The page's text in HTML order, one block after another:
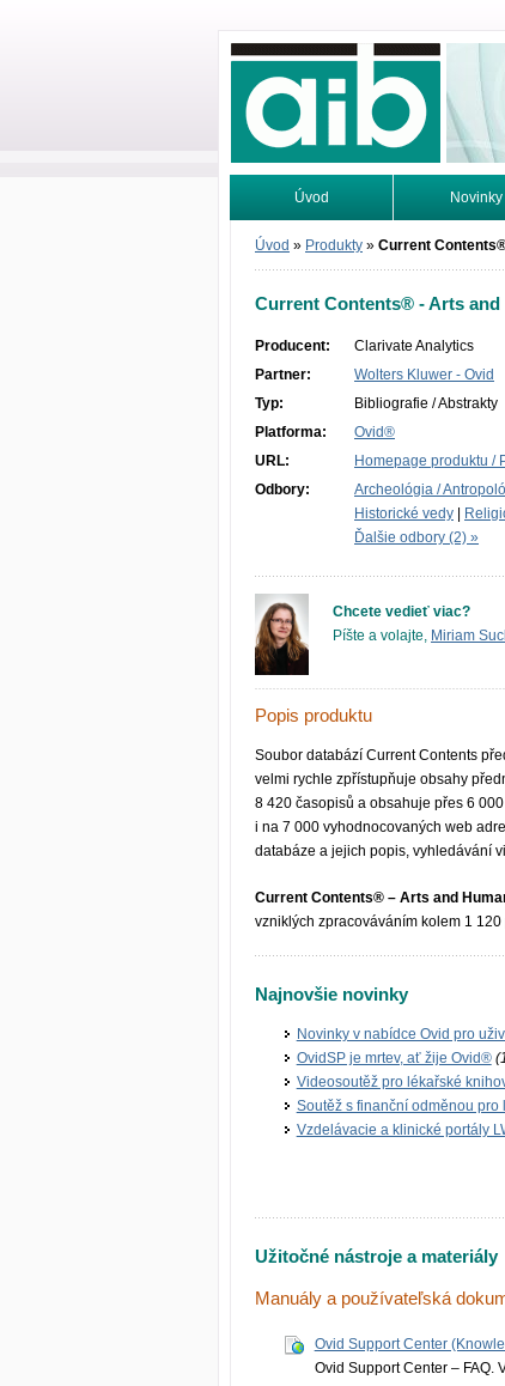
Úvod Novinky
Vyhľadávanie Tutoriály
Úvod » Produkty » Current
Current Contents® - Arts and
Producent:
Clarivate Analytics
Partner:
Wolters Kluwer - Ovid
Typ:
Bibliografie / Abstrakty
Platforma:
Ovid®
URL:
Homepage produktu /
Odbory:
Archeológia /
Historické vedy
Ďalšie odbory (2) »
Chcete vedieť viac?
Píšte a volajte, Miriam
Popis produktu
Soubor databází Current Contents
velmi rychle zpřístupňuje obsahy
8 420 časopisů a obsahuje přes 6
i na 7 000 vyhodno­covaných web
databáze a jejich popis, vyhledávání
Current Contents® – Arts and
vzniklých zpracováváním kolem 1
Najnovšie novinky
Novinky v nabídce Ovid pro
OvidSP je mrtev, ať žije Ovid®
Videosoutěž pro lékařské
Soutěž s finanční odměnou pro
Vzdelávacie a klinické portály
Užitočné nástroje a materiály
Manuály a používateľská
Ovid Support Center
Ovid Support Center – FAQ.